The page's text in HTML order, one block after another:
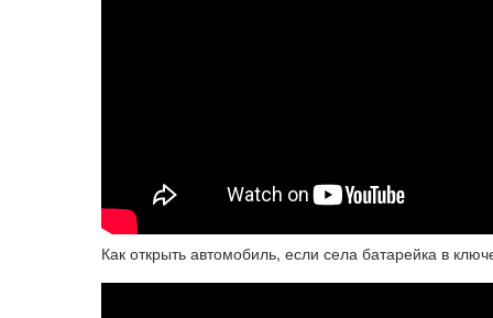
Как открыть автомобиль, если села батарейка в